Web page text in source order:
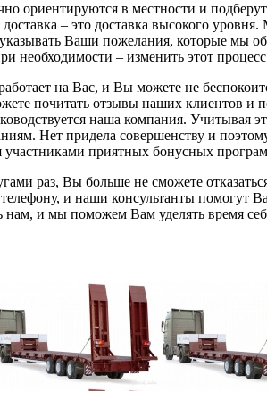
ориентируются в местности и
доставка – это доставка высокого
Ваши пожелания, которые мы
необходимости – изменить этот
на Вас, и Вы можете не
почитать отзывы наших клиентов и
наша компания.
Нет придела совершенству и
участниками приятных бонусных
раз, Вы больше не сможете
телефону, и наши консультанты
нам, и мы поможем Вам уделять время